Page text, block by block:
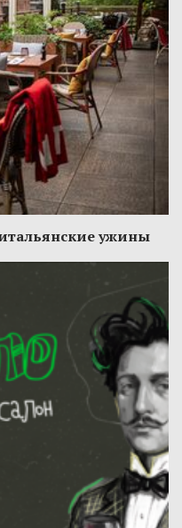
ужины